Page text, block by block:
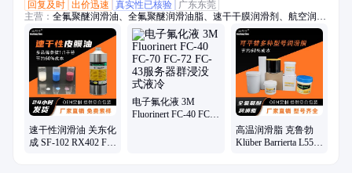
回复及时 出价迅速 真实性已核验
广东东莞
主营： 全氟聚醚润滑油、全氟聚醚润滑油脂、速干干膜润滑剂、航空润滑
油脂、-70至1400度润滑油脂、轴承润滑油脂、齿轮润滑油脂、螺丝螺栓
润滑油脂、抗咬合防卡剂、高真空密封硅脂、电子氟化冷却液、疏水涂层
涂料、一比一平替进口品牌系列油脂
速干性润滑油 关东化
成 SF-102 RX402 FL-
电子氟化液 3M
Fluorinert FC-40 FC-
高温润滑脂 克鲁勃
Klüber Barrierta L55/2